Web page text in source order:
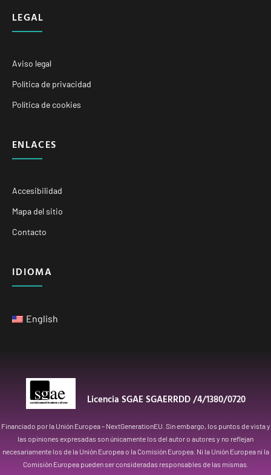
LEGAL
Aviso legal
Política de privacidad
Política de cookies
ENLACES
Accesibilidad
Mapa del sitio
Contacto
IDIOMA
English
Licencia SGAE SGAERRDD /4/1380/0720
Financiado por la Unión Europea – NextGenerationEU. Sin embargo, los puntos de vista y
las opiniones expresadas son únicamente los del autor o autores y no reflejan
necesariamente los de la Unión Europea o la Comisión Europea. Ni la Unión Europea ni la
Comisión Europea pueden ser consideradas responsables de las mismas.